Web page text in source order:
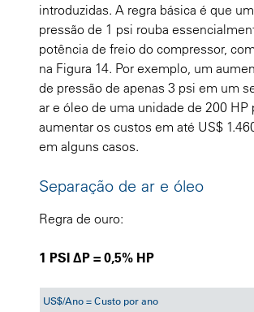
introduzidas. A regra básica é que
pressão de 1 psi rouba
potência de freio do compressor,
na Figura 14. Por exemplo, um
de pressão de apenas 3 psi em um
ar e óleo de uma unidade de 200 HP
aumentar os custos em até US$
em alguns casos.
Separação de ar e óleo
Regra de ouro:
1 PSI ΔP = 0,5% HP
US$/Ano = Custo por ano